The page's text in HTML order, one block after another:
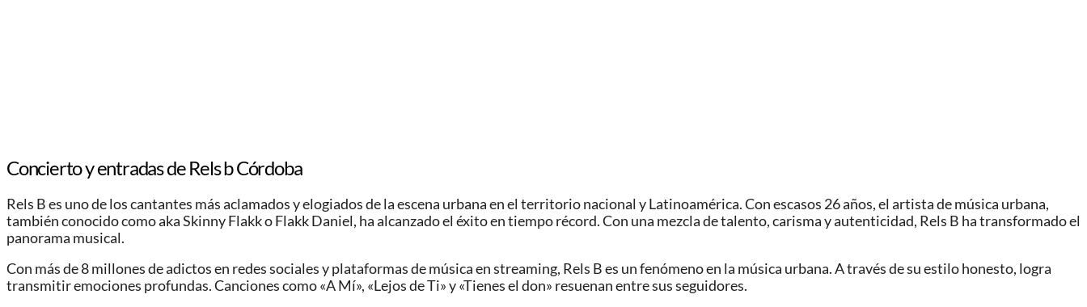
Concierto y entradas de Rels b Córdoba
Rels B es uno de los cantantes más aclamados y elogiados de la escena urbana en el territorio nacional y Latinoamérica. Con escasos 26 años, el artista de música urbana,
también conocido como aka Skinny Flakk o Flakk Daniel, ha alcanzado el éxito en tiempo récord. Con una mezcla de talento, carisma y autenticidad, Rels B ha transformado el
panorama musical.
Con más de 8 millones de adictos en redes sociales y plataformas de música en streaming, Rels B es un fenómeno en la música urbana. A través de su estilo honesto, logra
transmitir emociones profundas. Canciones como «A Mí», «Lejos de Ti» y «Tienes el don» resuenan entre sus seguidores.